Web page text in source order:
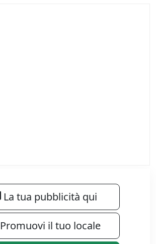
La tua pubblicità qui
Promuovi il tuo locale